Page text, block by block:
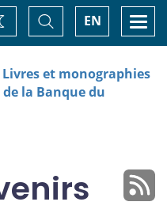
EN
Basculer
la
recherche
thème
Livres et monographies
la Banque du